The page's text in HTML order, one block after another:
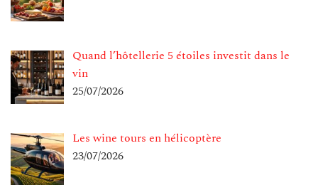
Quand l’hôtellerie 5 étoiles investit dans le
vin
25/07/2026
Les wine tours en hélicoptère
23/07/2026